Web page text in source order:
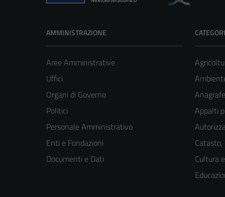
AMMINISTRAZIONE
Aree Amministrative
Uffici
Organi di Governo
Politici
Personale Amministrativo
Enti e Fondazioni
Documenti e Dati
Appalti
Cultura